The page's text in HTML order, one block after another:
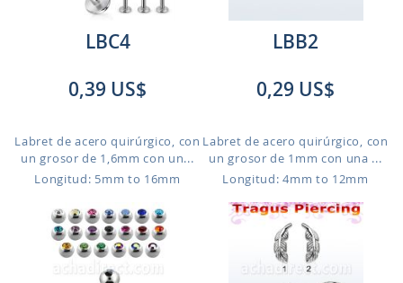
LBC4
0,39 US$
Labret de acero quirúrgico, con
un grosor de 1,6mm con un...
Longitud: 5mm to 16mm
LBB2
0,29 US$
Labret de acero quirúrgico, con
un grosor de 1mm con una ...
Longitud: 4mm to 12mm